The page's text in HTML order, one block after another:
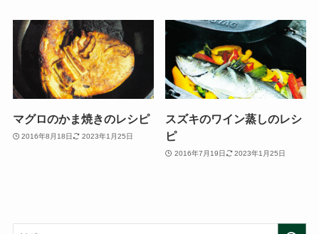
マグロのかま焼きのレシピ
2016年8月18日 2023年1月25日
スズキのワイン蒸しのレシ
ピ
2016年7月19日 2023年1月25日